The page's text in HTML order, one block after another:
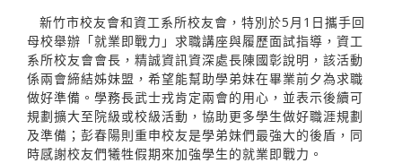
新竹市校友會和資工系所校友會，特別於5月1日攜手回
母校舉辦「就業即戰力」求職講座與履歷面試指導，資工
系所校友會會長，精誠資訊資深處長陳國彰說明，該活動
係兩會締結姊妹盟，希望能幫助學弟妹在畢業前夕為求職
做好準備。學務長武士戎肯定兩會的用心，並表示後續可
規劃擴大至院級或校級活動，協助更多學生做好職涯規劃
及準備；彭春陽則重申校友是學弟妹們最強大的後盾，同
時感謝校友們犧牲假期來加強學生的就業即戰力。